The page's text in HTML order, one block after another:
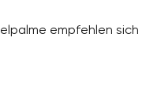
empfehlen sich